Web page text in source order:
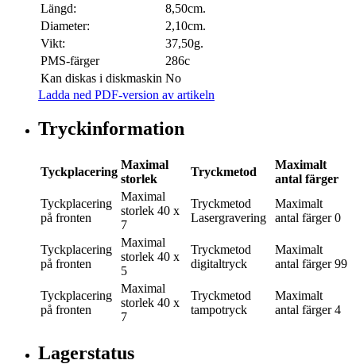
Längd:
8,50cm.
Diameter:
2,10cm.
Vikt:
37,50g.
PMS-färger
286c
Kan diskas i diskmaskin No
Ladda ned PDF-version av artikeln
Tryckinformation
Tyckplacering
Maximal
storlek
Tryckmetod
Maximalt
antal färger
Tyckplacering
på fronten
Maximal
storlek 40 x
7
Tryckmetod
Lasergravering
Maximalt
antal färger 0
Tyckplacering
på fronten
Maximal
storlek 40 x
5
Tryckmetod
digitaltryck
Maximalt
antal färger 99
Tyckplacering
på fronten
Maximal
storlek 40 x
7
Tryckmetod
tampotryck
Maximalt
antal färger 4
Lagerstatus